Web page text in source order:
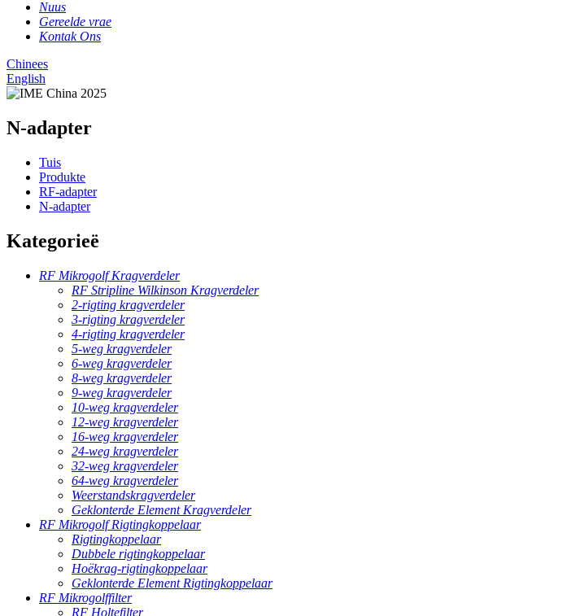
Nuus
Gereelde vrae
Kontak Ons
Chinees
English
N-adapter
Tuis
Produkte
RF-adapter
N-adapter
Kategorieë
RF Mikrogolf Kragverdeler
RF Stripline Wilkinson Kragverdeler
2-rigting kragverdeler
3-rigting kragverdeler
4-rigting kragverdeler
5-weg kragverdeler
6-weg kragverdeler
8-weg kragverdeler
9-weg kragverdeler
10-weg kragverdeler
12-weg kragverdeler
16-weg kragverdeler
24-weg kragverdeler
32-weg kragverdeler
64-weg kragverdeler
Weerstandskragverdeler
Geklonterde Element Kragverdeler
RF Mikrogolf Rigtingkoppelaar
Rigtingkoppelaar
Dubbele rigtingkoppelaar
Hoëkrag-rigtingkoppelaar
Geklonterde Element Rigtingkoppelaar
RF Mikrogolffilter
RF Holtefilter